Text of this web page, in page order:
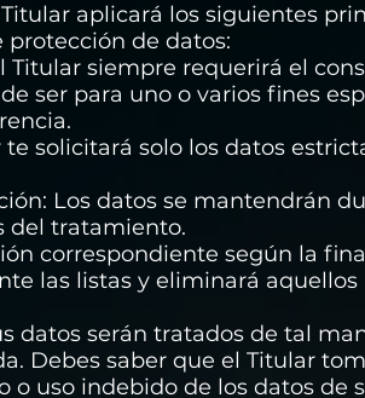
aplicará los siguientes
de datos:
siempre requerirá el
ser para uno o varios fines
solicitará solo los datos
Los datos se mantendrán
del tratamiento.
correspondiente según la
las listas y eliminará
datos serán tratados de tal
Debes saber que el Titular
o uso indebido de los datos de